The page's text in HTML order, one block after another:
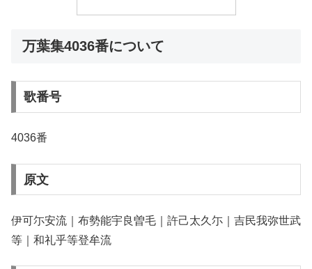
万葉集4036番について
歌番号
4036番
原文
伊可尓安流｜布勢能宇良曽毛｜許己太久尓｜吉民我弥世武
等｜和礼乎等登牟流